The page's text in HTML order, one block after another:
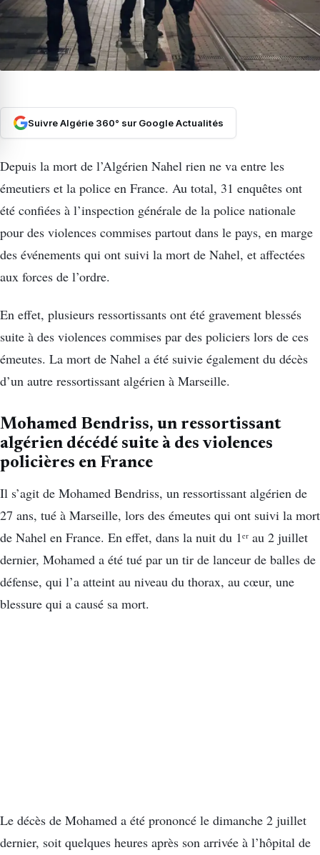
Suivre Algérie 360° sur Google Actualités
Depuis la mort de l’Algérien Nahel rien ne va entre les
émeutiers et la police en France. Au total, 31 enquêtes ont
été confiées à l’inspection générale de la police nationale
pour des violences commises partout dans le pays, en marge
des événements qui ont suivi la mort de Nahel, et affectées
aux forces de l’ordre.
En effet, plusieurs ressortissants ont été gravement blessés
suite à des violences commises par des policiers lors de ces
émeutes. La mort de Nahel a été suivie également du décès
d’un autre ressortissant algérien à Marseille.
Mohamed Bendriss, un ressortissant
algérien décédé suite à des violences
policières en France
Il s’agit de Mohamed Bendriss, un ressortissant algérien de
27 ans, tué à Marseille, lors des émeutes qui ont suivi la mort
de Nahel en France. En effet, dans la nuit du 1ᵉʳ au 2 juillet
dernier, Mohamed a été tué par un tir de lanceur de balles de
défense, qui l’a atteint au niveau du thorax, au cœur, une
blessure qui a causé sa mort.
Le décès de Mohamed a été prononcé le dimanche 2 juillet
dernier, soit quelques heures après son arrivée à l’hôpital de